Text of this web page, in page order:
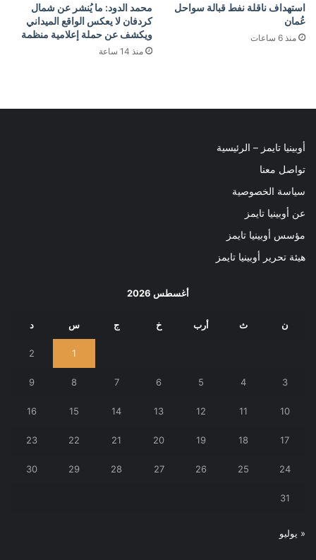
استهداف ناقلة نفط قبالة سواحل
عُمان
منذ 6 ساعات
محمد الدود: ما يُنشر عن شمال
كردفان لا يعكس الواقع الميداني
ويكشف عن حملة إعلامية منظمة
منذ 14 ساعة
أوبينيا تايمز – الرئيسية
تواصل معنا
سياسة الخصوصية
عن أوبينيا تايمز
مؤسس أوبينيا تايمز
هيئة تحرير أوبينيا تايمز
أغسطس 2026
ن ث أرب خ ج س د
1
2
3
4
5
6
7
8
9
10
11
12
13
14
15
16
17
18
19
20
21
22
23
24
25
26
27
28
29
30
31
« يوليو